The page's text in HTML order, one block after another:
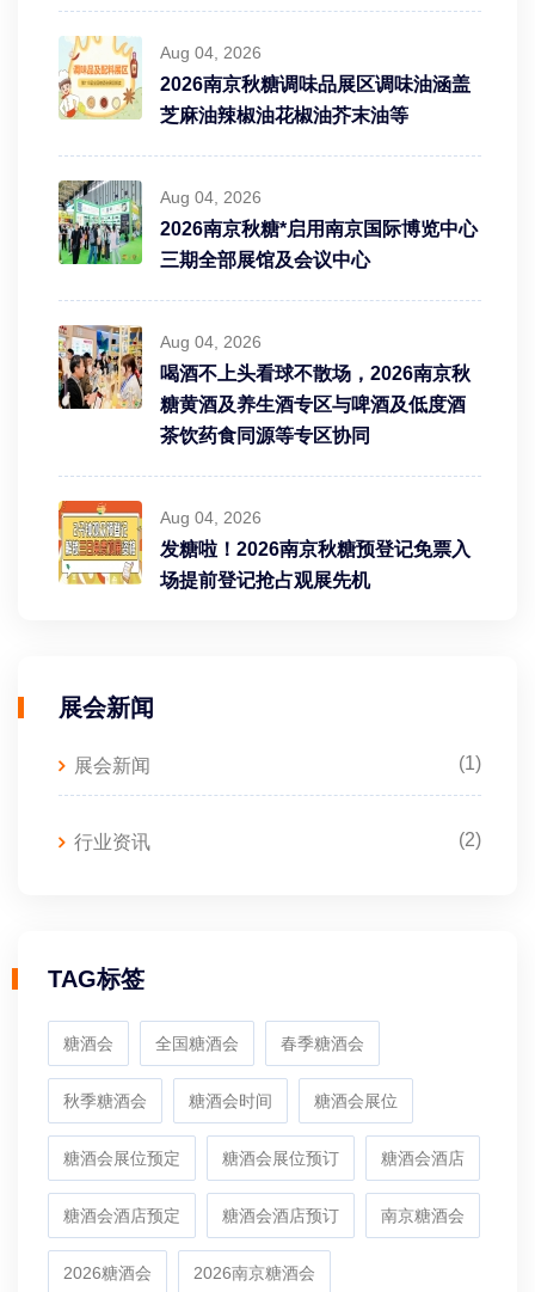
Aug 04, 2026
2026南京秋糖调味品展区调味油涵盖
芝麻油辣椒油花椒油芥末油等
Aug 04, 2026
2026南京秋糖*启用南京国际博览中心
三期全部展馆及会议中心
Aug 04, 2026
喝酒不上头看球不散场，2026南京秋
糖黄酒及养生酒专区与啤酒及低度酒
茶饮药食同源等专区协同
Aug 04, 2026
发糖啦！2026南京秋糖预登记免票入
场提前登记抢占观展先机
展会新闻
展会新闻 (1)
行业资讯 (2)
TAG标签
糖酒会 全国糖酒会 春季糖酒会
秋季糖酒会 糖酒会时间 糖酒会展位
糖酒会展位预定 糖酒会展位预订 糖酒会酒店
糖酒会酒店预定 糖酒会酒店预订 南京糖酒会
2026糖酒会 2026南京糖酒会